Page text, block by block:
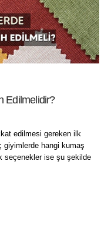
Edilmelidir?
edilmesi gereken ilk
giyimlerde hangi kumaş
seçenekler ise şu şekilde